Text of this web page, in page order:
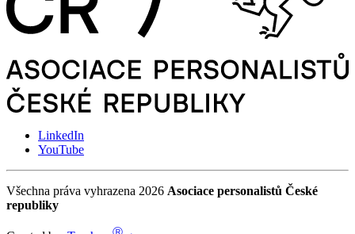
LinkedIn
YouTube
Všechna práva vyhrazena 2026 Asociace personalistů České
republiky